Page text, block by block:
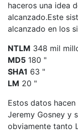
haceros una idea
alcanzado.Este
alcanzado en los
NTLM 348 mil
MD5 180 "
SHA1 63 "
LM 20 "
Estos datos
Jeremy Gosney y
obviamente tanto